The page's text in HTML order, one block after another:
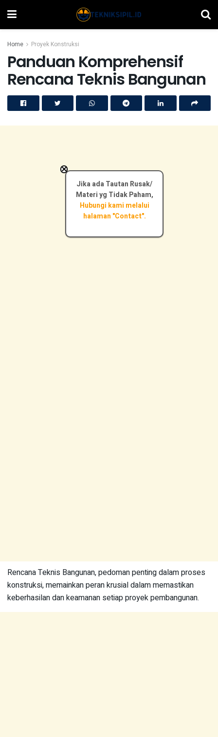
Home Proyek Konstruksi
Panduan Komprehensif
Rencana Teknis Bangunan
Rencana Teknis Bangunan, pedoman penting dalam proses
konstruksi, memainkan peran krusial dalam memastikan
keberhasilan dan keamanan setiap proyek pembangunan.
Jika ada Tautan Rusak/
Materi yg Tidak Paham,
Hubungi kami melalui
halaman "Contact".
×